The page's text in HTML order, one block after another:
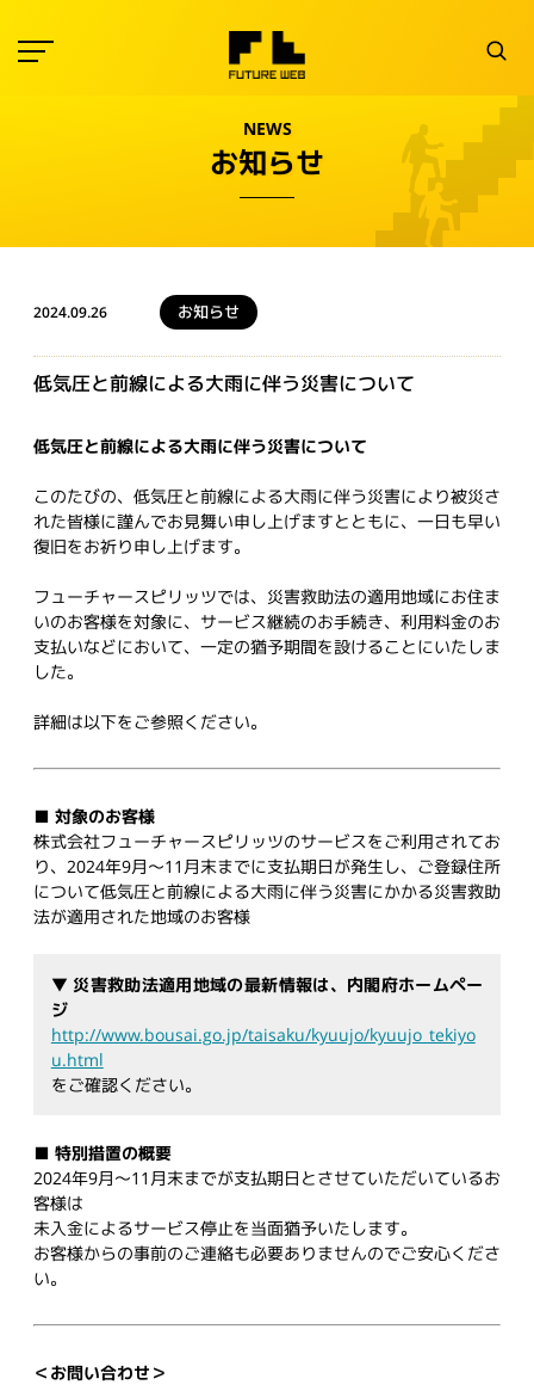
NEWS
お知らせ
2024.09.26 お知らせ
低気圧と前線による大雨に伴う災害について
低気圧と前線による大雨に伴う災害について
このたびの、低気圧と前線による大雨に伴う災害により被災さ
れた皆様に謹んでお見舞い申し上げますとともに、一日も早い
復旧をお祈り申し上げます。
フューチャースピリッツでは、災害救助法の適用地域にお住ま
いのお客様を対象に、サービス継続のお手続き、利用料金のお
支払いなどにおいて、一定の猶予期間を設けることにいたしま
した。
詳細は以下をご参照ください。
■ 対象のお客様
株式会社フューチャースピリッツのサービスをご利用されてお
り、2024年9月～11月末までに支払期日が発生し、ご登録住所
について低気圧と前線による大雨に伴う災害にかかる災害救助
法が適用された地域のお客様
▼ 災害救助法適用地域の最新情報は、内閣府ホームペー
ジ
http://www.bousai.go.jp/taisaku/kyuujo/kyuujo_tekiyo
u.html
をご確認ください。
■ 特別措置の概要
2024年9月～11月末までが支払期日とさせていただいているお
客様は
未入金によるサービス停止を当面猶予いたします。
お客様からの事前のご連絡も必要ありませんのでご安心くださ
い。
＜お問い合わせ＞